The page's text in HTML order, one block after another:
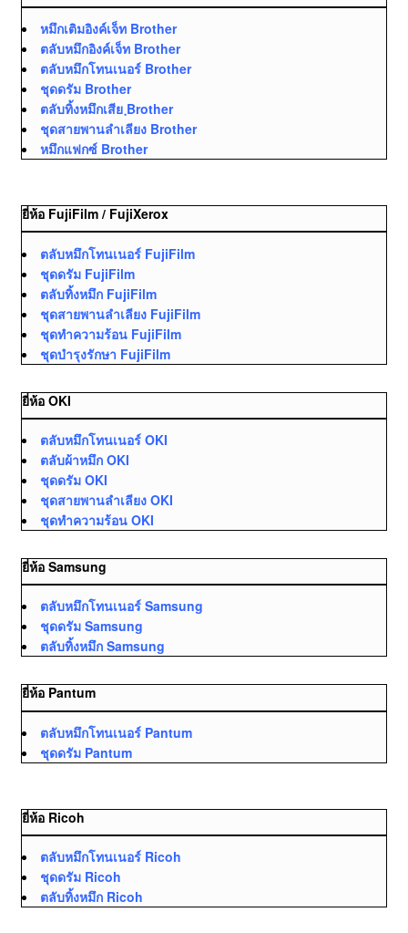
หมึกเติมอิงค์เจ็ท Brother
ตลับหมึกอิงค์เจ็ท Brother
ตลับหมึกโทนเนอร์ Brother
ชุดดรัม Brother
ตลับทิ้งหมึกเสีย ฺBrother
ชุดสายพานลำเลียง Brother
หมึกแฟกซ์ Brother
ยี่ห้อ FujiFilm / FujiXerox
ตลับหมึกโทนเนอร์ FujiFilm
ชุดดรัม FujiFilm
ตลับทิ้งหมึก FujiFilm
ชุดสายพานลำเลียง FujiFilm
ชุดทำความร้อน FujiFilm
ชุดบำรุงรักษา FujiFilm
ยี่ห้อ OKI
ตลับหมึกโทนเนอร์ OKI
ตลับผ้าหมึก OKI
ชุดดรัม OKI
ชุดสายพานลำเลียง OKI
ชุดทำความร้อน OKI
ยี่ห้อ Samsung
ตลับหมึกโทนเนอร์ Samsung
ชุดดรัม Samsung
ตลับทิ้งหมึก Samsung
ยี่ห้อ Pantum
ตลับหมึกโทนเนอร์ Pantum
ชุดดรัม Pantum
ยี่ห้อ Ricoh
ตลับหมึกโทนเนอร์ Ricoh
ชุดดรัม Ricoh
ตลับทิ้งหมึก Ricoh